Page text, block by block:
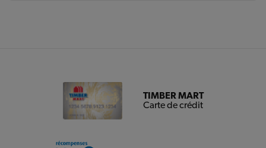
TIMBER MART
Carte de crédit